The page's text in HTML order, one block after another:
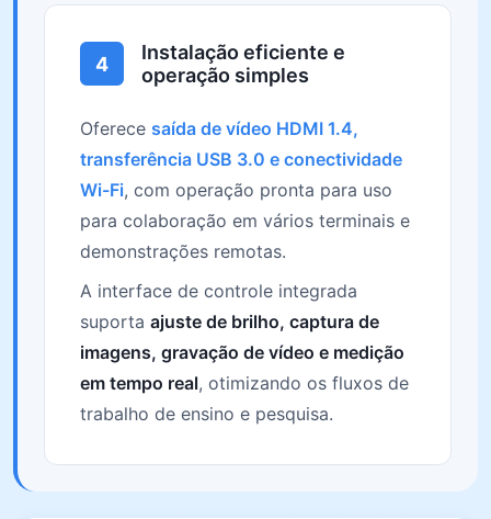
4
Instalação eficiente e
operação simples
Oferece saída de vídeo HDMI 1.4,
transferência USB 3.0 e conectividade
Wi-Fi, com operação pronta para uso
para colaboração em vários terminais e
demonstrações remotas.
A interface de controle integrada
suporta ajuste de brilho, captura de
imagens, gravação de vídeo e medição
em tempo real, otimizando os fluxos de
trabalho de ensino e pesquisa.